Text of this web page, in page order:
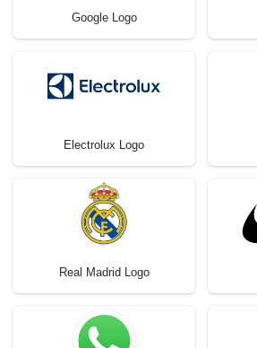
Google Logo
Electrolux Logo
Real Madrid Logo